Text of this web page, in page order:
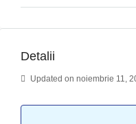
Detalii
Updated on noiembrie 11,